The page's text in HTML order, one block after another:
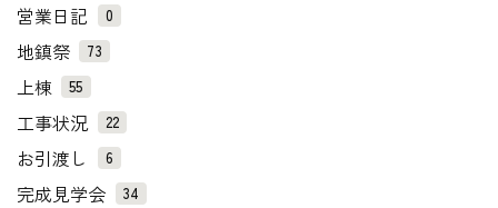
営業日記 0
地鎮祭 73
上棟 55
工事状況 22
お引渡し 6
完成見学会 34